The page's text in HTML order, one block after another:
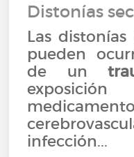
Distonías
Las distonías
pueden
de un
infección...